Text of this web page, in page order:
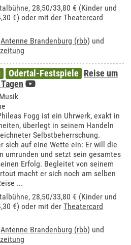
, 28,50/33,80 € (Kinder und
€) oder mit derTheatercard
Antenne Brandenburg (rbb) und
Odertal-Festspiele Reise um
Fogg ist ein Uhrwerk, exakt in
überlegt in seinem Handeln
Selbstbeherrschung.
sich auf eine Wette ein: Er will die
umrunden und setzt sein gesamtes
Erfolg. Begleitet von seinem
macht er sich noch am selben
...
, 28,50/33,80 € (Kinder und
€) oder mit derTheatercard
Antenne Brandenburg (rbb) und